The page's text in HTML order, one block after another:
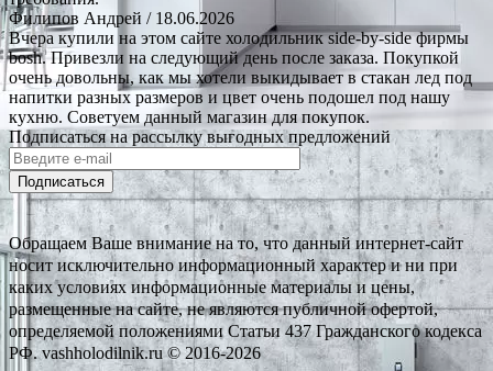
Филипов Андрей / 18.06.2026
Вчера купили на этом сайте холодильник side-by-side фирмы
bosh. Привезли на следующий день после заказа. Покупкой
очень довольны, как мы хотели выкидывает в стакан лед под
напитки разных размеров и цвет очень подошел под нашу
кухню. Советуем данный магазин для покупок.
Подписаться на рассылку выгодных предложений
Подписаться
Обращаем Ваше внимание на то, что данный интернет-сайт
носит исключительно информационный характер и ни при
каких условиях информационные материалы и цены,
размещенные на сайте, не являются публичной офертой,
определяемой положениями Статьи 437 Гражданского кодекса
РФ. vashholodilnik.ru © 2016-2026